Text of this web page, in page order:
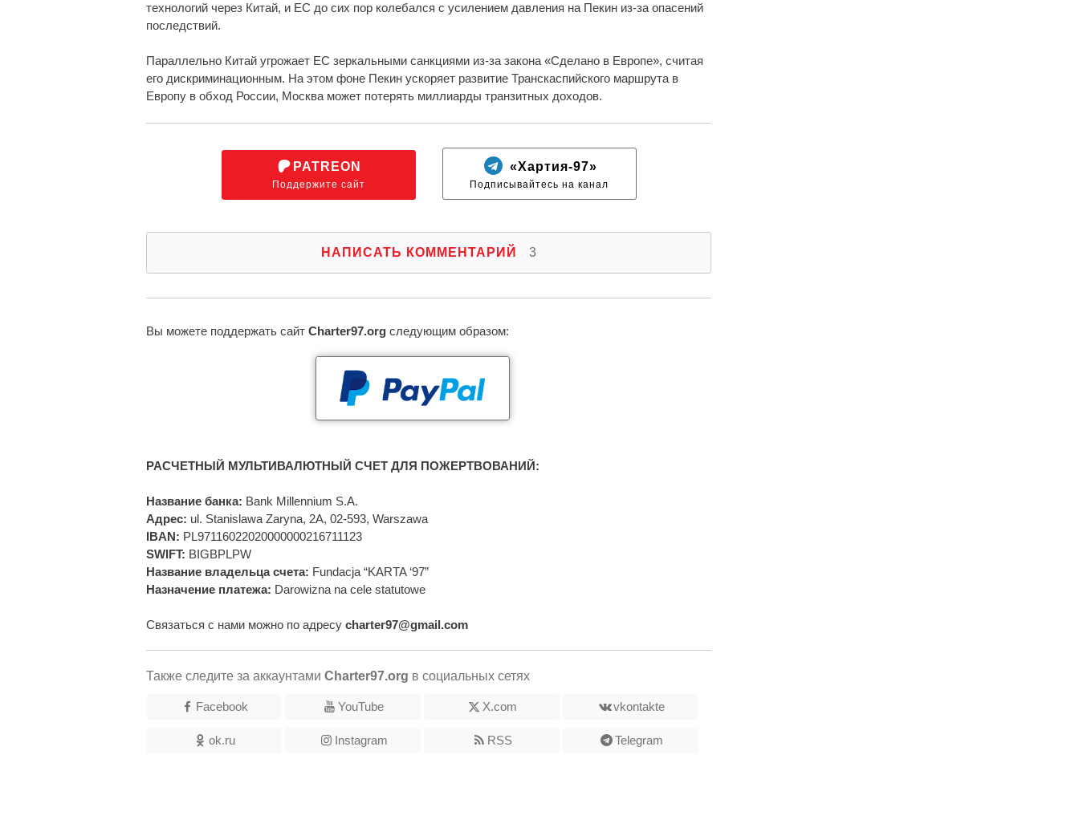
технологий через Китай, и ЕС до сих пор колебался с усилением давления на Пекин из-за опасений
последствий.
Параллельно Китай угрожает ЕС зеркальными санкциями из-за закона «Сделано в Европе», считая
его дискриминационным. На этом фоне Пекин ускоряет развитие Транскаспийского маршрута в
Европу в обход России, Москва может потерять миллиарды транзитных доходов.
PATREON
Поддержите сайт
«Хартия-97»
Подписывайтесь на канал
НАПИСАТЬ КОММЕНТАРИЙ 3
Вы можете поддержать сайт Charter97.org следующим образом:
РАСЧЕТНЫЙ МУЛЬТИВАЛЮТНЫЙ СЧЕТ ДЛЯ ПОЖЕРТВОВАНИЙ:
Название банка: Bank Millennium S.A.
Адрес: ul. Stanislawa Zaryna, 2A, 02-593, Warszawa
IBAN: PL97116022020000000216711123
SWIFT: BIGBPLPW
Название владельца счета: Fundacja “KARTA ‘97”
Назначение платежа: Darowizna na cele statutowe
Связаться с нами можно по адресу charter97@gmail.com
Также следите за аккаунтами Charter97.org в социальных сетях
Facebook YouTube X.com vkontakte
ok.ru Instagram RSS Telegram